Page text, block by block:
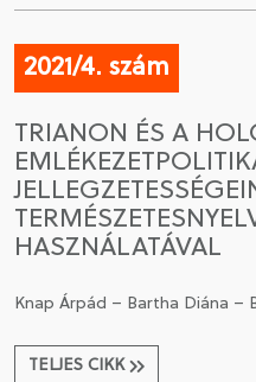
CSATLAKOZÁS A
TAGSÁGOMAT
2021/4. szám
TRIANON ÉS A
HASZNÁLATÁVAL
Knap Árpád – Bartha Diána –
TELJES CIKK